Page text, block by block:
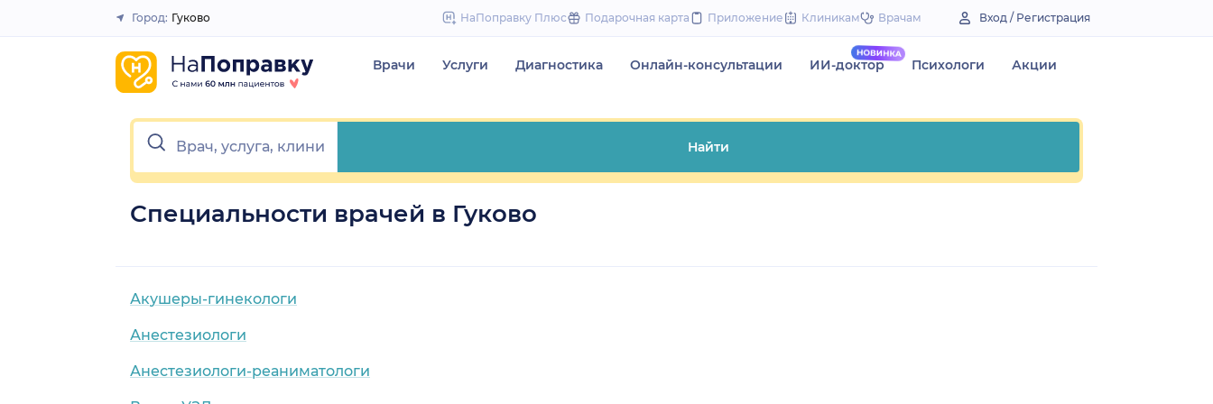
to
Закрыть
Город: Гуково НаПоправку Плюс Подарочная карта Приложение Клиникам Врачам Вход / Регистрация
Врачи Услуги Диагностика Онлайн-консультации ИИ-доктор Психологи Акции
Найти
Специальности врачей в Гуково
Акушеры-гинекологи
Анестезиологи
Анестезиологи-реаниматологи